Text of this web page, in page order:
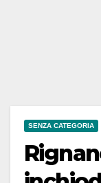
SENZA CATEGORIA